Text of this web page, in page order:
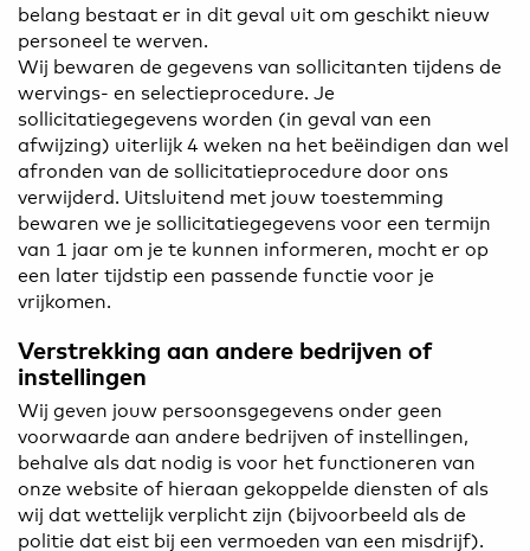
belang bestaat er in dit geval uit om geschikt nieuw
personeel te werven.
Wij bewaren de gegevens van sollicitanten tijdens de
wervings- en selectieprocedure. Je
sollicitatiegegevens worden (in geval van een
afwijzing) uiterlijk 4 weken na het beëindigen dan wel
afronden van de sollicitatieprocedure door ons
verwijderd. Uitsluitend met jouw toestemming
bewaren we je sollicitatiegegevens voor een termijn
van 1 jaar om je te kunnen informeren, mocht er op
een later tijdstip een passende functie voor je
vrijkomen.
Verstrekking aan andere bedrijven of
instellingen
Wij geven jouw persoonsgegevens onder geen
voorwaarde aan andere bedrijven of instellingen,
behalve als dat nodig is voor het functioneren van
onze website of hieraan gekoppelde diensten of als
wij dat wettelijk verplicht zijn (bijvoorbeeld als de
politie dat eist bij een vermoeden van een misdrijf).